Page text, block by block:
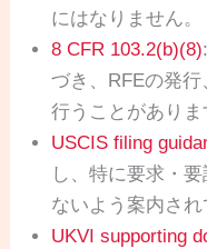
にはなりません。
8 CFR 103.2(b)(8)
づき、RFEの発
行うことがありま
USCIS filing
し、特に要求・
ないよう案内され
UKVI supporting